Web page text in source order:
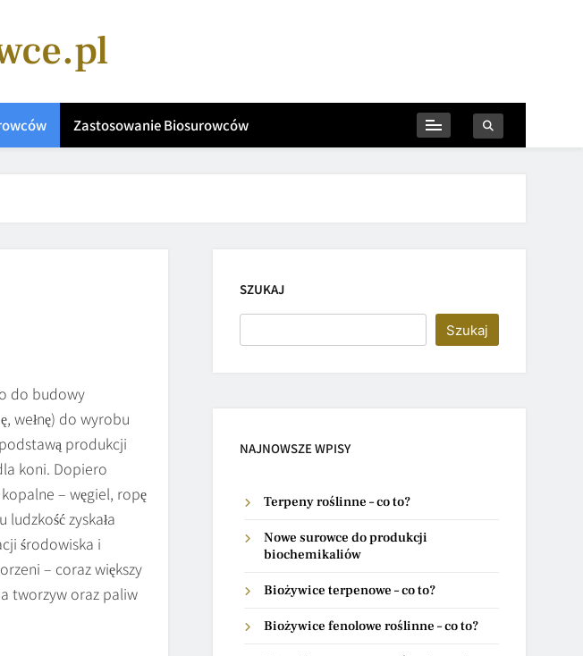
Zastosowanie Biosurowców
do budowy
wełnę) do wyrobu
produkcji
koni. Dopiero
– węgiel, ropę
zyskała
środowiska i
– coraz większy
tworzyw oraz paliw
SZUKAJ
Szukaj
NAJNOWSZE WPISY
Terpeny roślinne – co to?
Nowe surowce do produkcji
biochemikaliów
Biożywice terpenowe – co to?
Biożywice fenolowe roślinne – co to?